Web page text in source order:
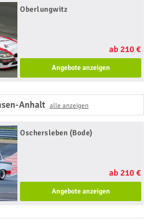
Oberlungwitz
ab 210 €
Angebote anzeigen
Anhalt alle anzeigen
Oschersleben (Bode)
ab 210 €
Angebote anzeigen